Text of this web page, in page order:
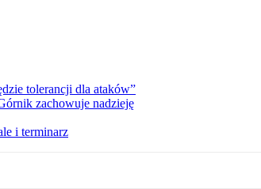
tolerancji dla ataków”
zachowuje nadzieję
i terminarz